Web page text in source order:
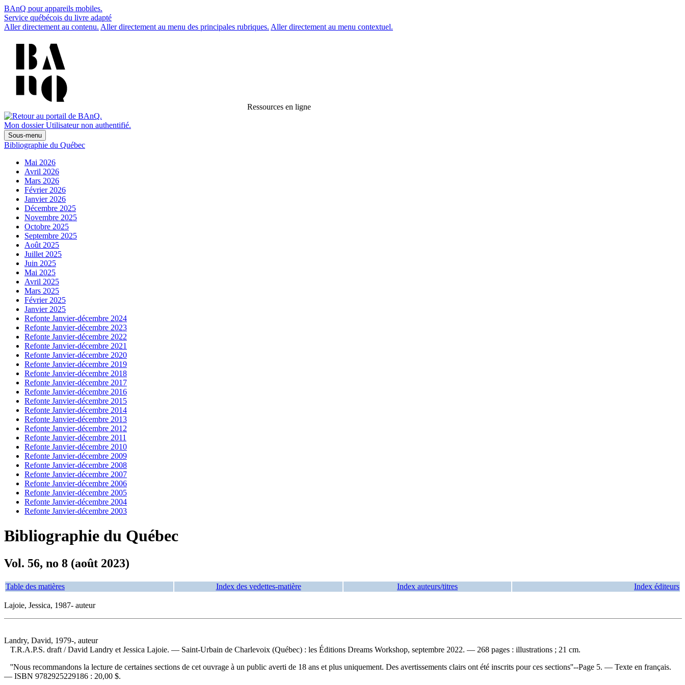
BAnQ pour appareils mobiles.
Service québécois du livre adapté
Aller directement au contenu. Aller directement au menu des principales rubriques. Aller directement au menu contextuel.
Ressources en ligne
Mon dossier Utilisateur non authentifié.
Sous-menu
Bibliographie du Québec
Mai 2026
Avril 2026
Mars 2026
Février 2026
Janvier 2026
Décembre 2025
Novembre 2025
Octobre 2025
Septembre 2025
Août 2025
Juillet 2025
Juin 2025
Mai 2025
Avril 2025
Mars 2025
Février 2025
Janvier 2025
Refonte Janvier-décembre 2024
Refonte Janvier-décembre 2023
Refonte Janvier-décembre 2022
Refonte Janvier-décembre 2021
Refonte Janvier-décembre 2020
Refonte Janvier-décembre 2019
Refonte Janvier-décembre 2018
Refonte Janvier-décembre 2017
Refonte Janvier-décembre 2016
Refonte Janvier-décembre 2015
Refonte Janvier-décembre 2014
Refonte Janvier-décembre 2013
Refonte Janvier-décembre 2012
Refonte Janvier-décembre 2011
Refonte Janvier-décembre 2010
Refonte Janvier-décembre 2009
Refonte Janvier-décembre 2008
Refonte Janvier-décembre 2007
Refonte Janvier-décembre 2006
Refonte Janvier-décembre 2005
Refonte Janvier-décembre 2004
Refonte Janvier-décembre 2003
Bibliographie du Québec
Vol. 56, no 8 (août 2023)
Table des matières Index des vedettes-matière Index auteurs/titres Index éditeurs
Lajoie, Jessica, 1987- auteur
Landry, David, 1979-, auteur
T.R.A.P.S. draft / David Landry et Jessica Lajoie. — Saint-Urbain de Charlevoix (Québec) : les Éditions Dreams Workshop, septembre 2022. — 268 pages : illustrations ; 21 cm.
''Nous recommandons la lecture de certaines sections de cet ouvrage à un public averti de 18 ans et plus uniquement. Des avertissements clairs ont été inscrits pour ces sections''--Page 5. — Texte en français.
— ISBN 9782925229186 : 20,00 $.